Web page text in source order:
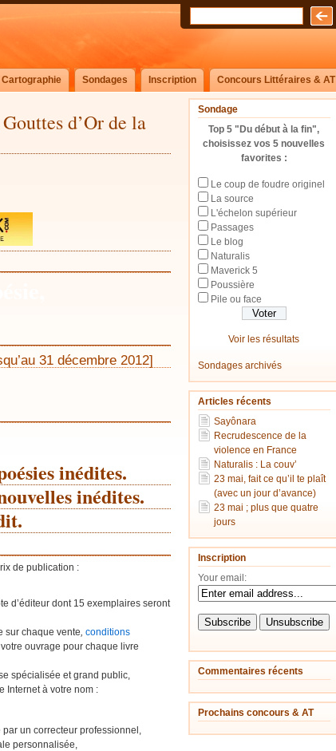
Cartographie Sondages Inscription Concours Littéraires & AT
Sondage
Top 5 "Du début à la fin",
choisissez vos 5 nouvelles
favorites :
Le coup de foudre originel
La source
L'échelon supérieur
Passages
Le blog
Naturalis
Maverick 5
Poussière
Pile ou face
Voir les résultats
Sondages archivés
Articles récents
Sayônara
Recrudescence de la
violence en France
Naturalis : La couv’
23 mai, fait ce qu’il te plaît
(avec un jour d’avance)
23 mai ; plus que quatre
jours
Inscription
Your email:
Commentaires récents
Prochains concours & AT
d’Or de la
31 décembre 2012]
inédites.
inédites.
de publication :
d’éditeur dont 15 exemplaires seront
sur chaque vente, conditions
ouvrage pour chaque livre
spécialisée et grand public,
Internet à votre nom :
un correcteur professionnel,
personnalisée,